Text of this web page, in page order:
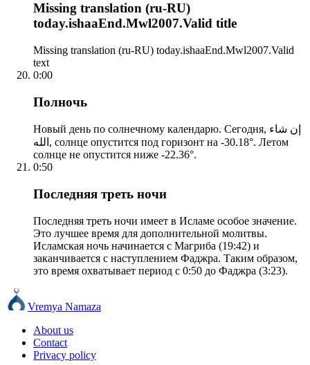
Missing translation (ru-RU)
today.ishaaEnd.Mwl2007.Valid title
Missing translation (ru-RU) today.ishaaEnd.Mwl2007.Valid
text
0:00
Полночь
Новый день по солнечному календарю. Сегодня, إن شاء
الله, солнце опустится под горизонт на -30.18°. Летом
солнце не опустится ниже -22.36°.
0:50
Последняя треть ночи
Последняя треть ночи имеет в Исламе особое значение.
Это лучшее время для дополнительной молитвы.
Исламская ночь начинается с Магриба (19:42) и
заканчивается с наступлением Фаджра. Таким образом,
это время охватывает период с 0:50 до Фаджра (3:23).
Vremya Namaza
About us
Contact
Privacy policy